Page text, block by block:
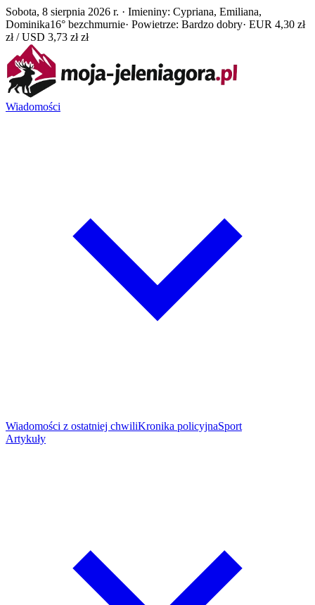
Sobota, 8 sierpnia 2026 r. · Imieniny: Cypriana, Emiliana,
Dominika16° bezchmurnie· Powietrze: Bardzo dobry· EUR 4,30 zł
zł / USD 3,73 zł zł
Wiadomości
Wiadomości z ostatniej chwiliKronika policyjnaSport
Artykuły